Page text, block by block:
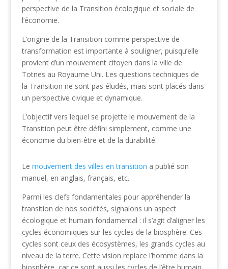
perspective de la Transition écologique et sociale de
l’économie.
L’origine de la Transition comme perspective de
transformation est importante à souligner, puisqu’elle
provient d’un mouvement citoyen dans la ville de
Totnes au Royaume Uni. Les questions techniques de
la Transition ne sont pas éludés, mais sont placés dans
un perspective civique et dynamique.
L’objectif vers lequel se projette le mouvement de la
Transition peut être défini simplement, comme une
économie du bien-être et de la durabilité.
Le mouvement des villes en transition a publié son
manuel, en anglais, français, etc.
Parmi les clefs fondamentales pour appréhender la
transition de nos sociétés, signalons un aspect
écologique et humain fondamental : il s’agit d’aligner les
cycles économiques sur les cycles de la biosphère. Ces
cycles sont ceux des écosystèmes, les grands cycles au
niveau de la terre. Cette vision replace l’homme dans la